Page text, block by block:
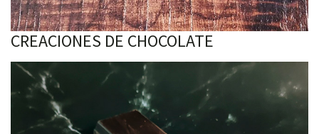
CREACIONES DE CHOCOLATE